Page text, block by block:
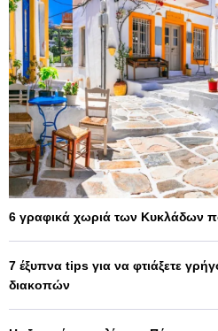
6 γραφικά χωριά των Κυκλάδων
7 έξυπνα tips για να φτιάξετε
διακοπών